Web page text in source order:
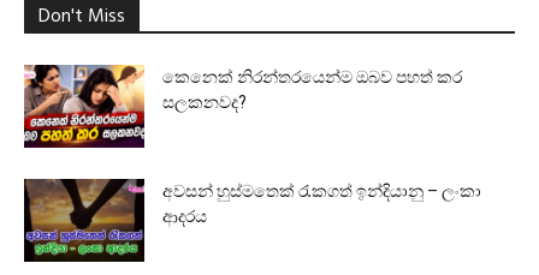
Don't Miss
කෙනෙක් නිරන්තරයෙන්ම ඔබව පහත් කර
සලකනවද?
අවසන් හුස්මතෙක් රැකගත් ඉන්දියානු – ලංකා
ආදරය